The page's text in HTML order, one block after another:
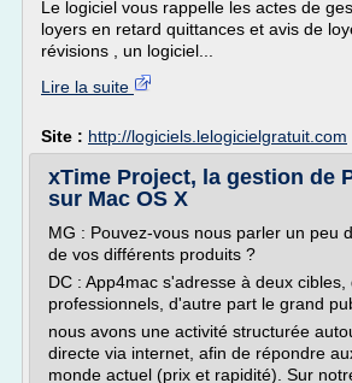
Le logiciel vous rappelle les actes de
loyers en retard quittances et avis de
révisions , un logiciel...
Lire la suite
Site : http://logiciels.lelogicielgratuit.com
xTime Project, la gestion de
sur Mac OS X
MG : Pouvez-vous nous parler un peu
de vos différents produits ?
DC : App4mac s'adresse à deux
professionnels, d'autre part le grand
nous avons une activité structurée
directe via internet, afin de répondre
monde actuel (prix et rapidité). Sur